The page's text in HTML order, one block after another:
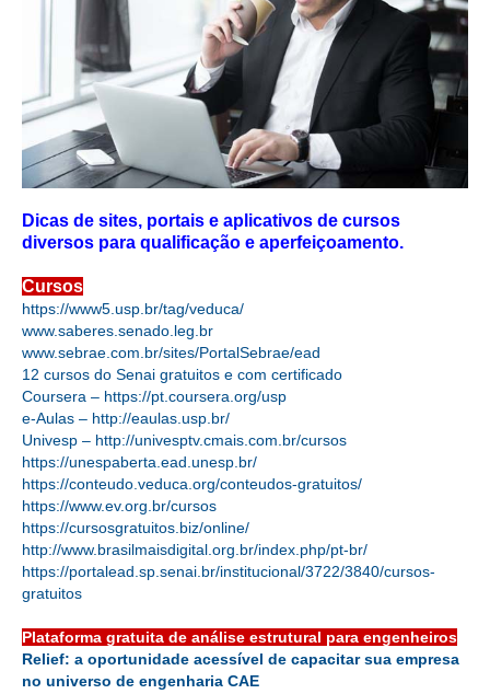
CRESCE BRASIL
CONSELHO TECNOLÓGICO
HISTÓRICO E ATUAÇÃO
COMPOSIÇÃO
CONSELHOS ASSESSORES
NÚCLEO DA MULHER ENGENHEIRA
TRANSPARÊNCIA
JURÍDICO
CONSULTORIA
ACORDOS, CONVENÇÕES E DISSÍDIOS
CONTRIBUIÇÕES
CONTRIBUIÇÃO ASSISTENCIAL
CONTRIBUIÇÃO SINDICAL URBANA
Dicas de sites, portais e aplicativos de cursos
diversos para qualificação e aperfeiçoamento.
Cursos
https://www5.usp.br/tag/veduca/
www.saberes.senado.leg.br
www.sebrae.com.br/sites/PortalSebrae/ead
12 cursos do Senai gratuitos e com certificado
Coursera – https://pt.coursera.org/usp
e-Aulas – http://eaulas.usp.br/
Univesp – http://univesptv.cmais.com.br/cursos
https://unespaberta.ead.unesp.br/
https://conteudo.veduca.org/conteudos-gratuitos/
https://www.ev.org.br/cursos
https://cursosgratuitos.biz/online/
http://www.brasilmaisdigital.org.br/index.php/pt-br/
https://portalead.sp.senai.br/institucional/3722/3840/cursos-
gratuitos
Plataforma gratuita de análise estrutural para engenheiros
Relief: a oportunidade acessível de capacitar sua empresa
no universo de engenharia CAE